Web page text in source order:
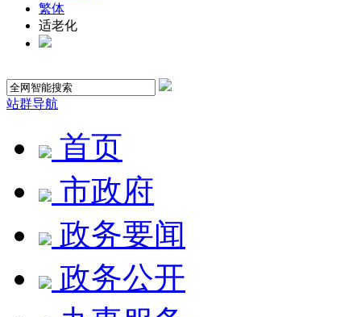
繁体
适老化
站群导航
首页
市政府
政务要闻
政务公开